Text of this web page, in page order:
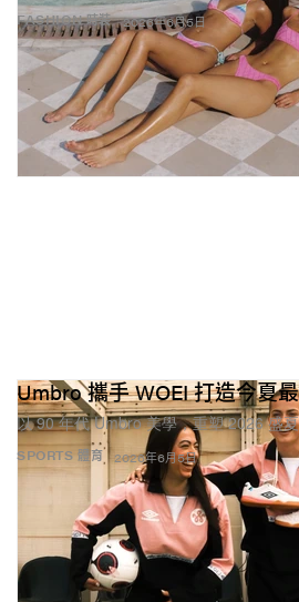
FASHION 時裝 2026年6月5日
SPORTS 體育
Umbro 攜手 WOEI 打造今夏
以 90 年代 Umbro 美學，重塑 2026 盛
2026年6月5日